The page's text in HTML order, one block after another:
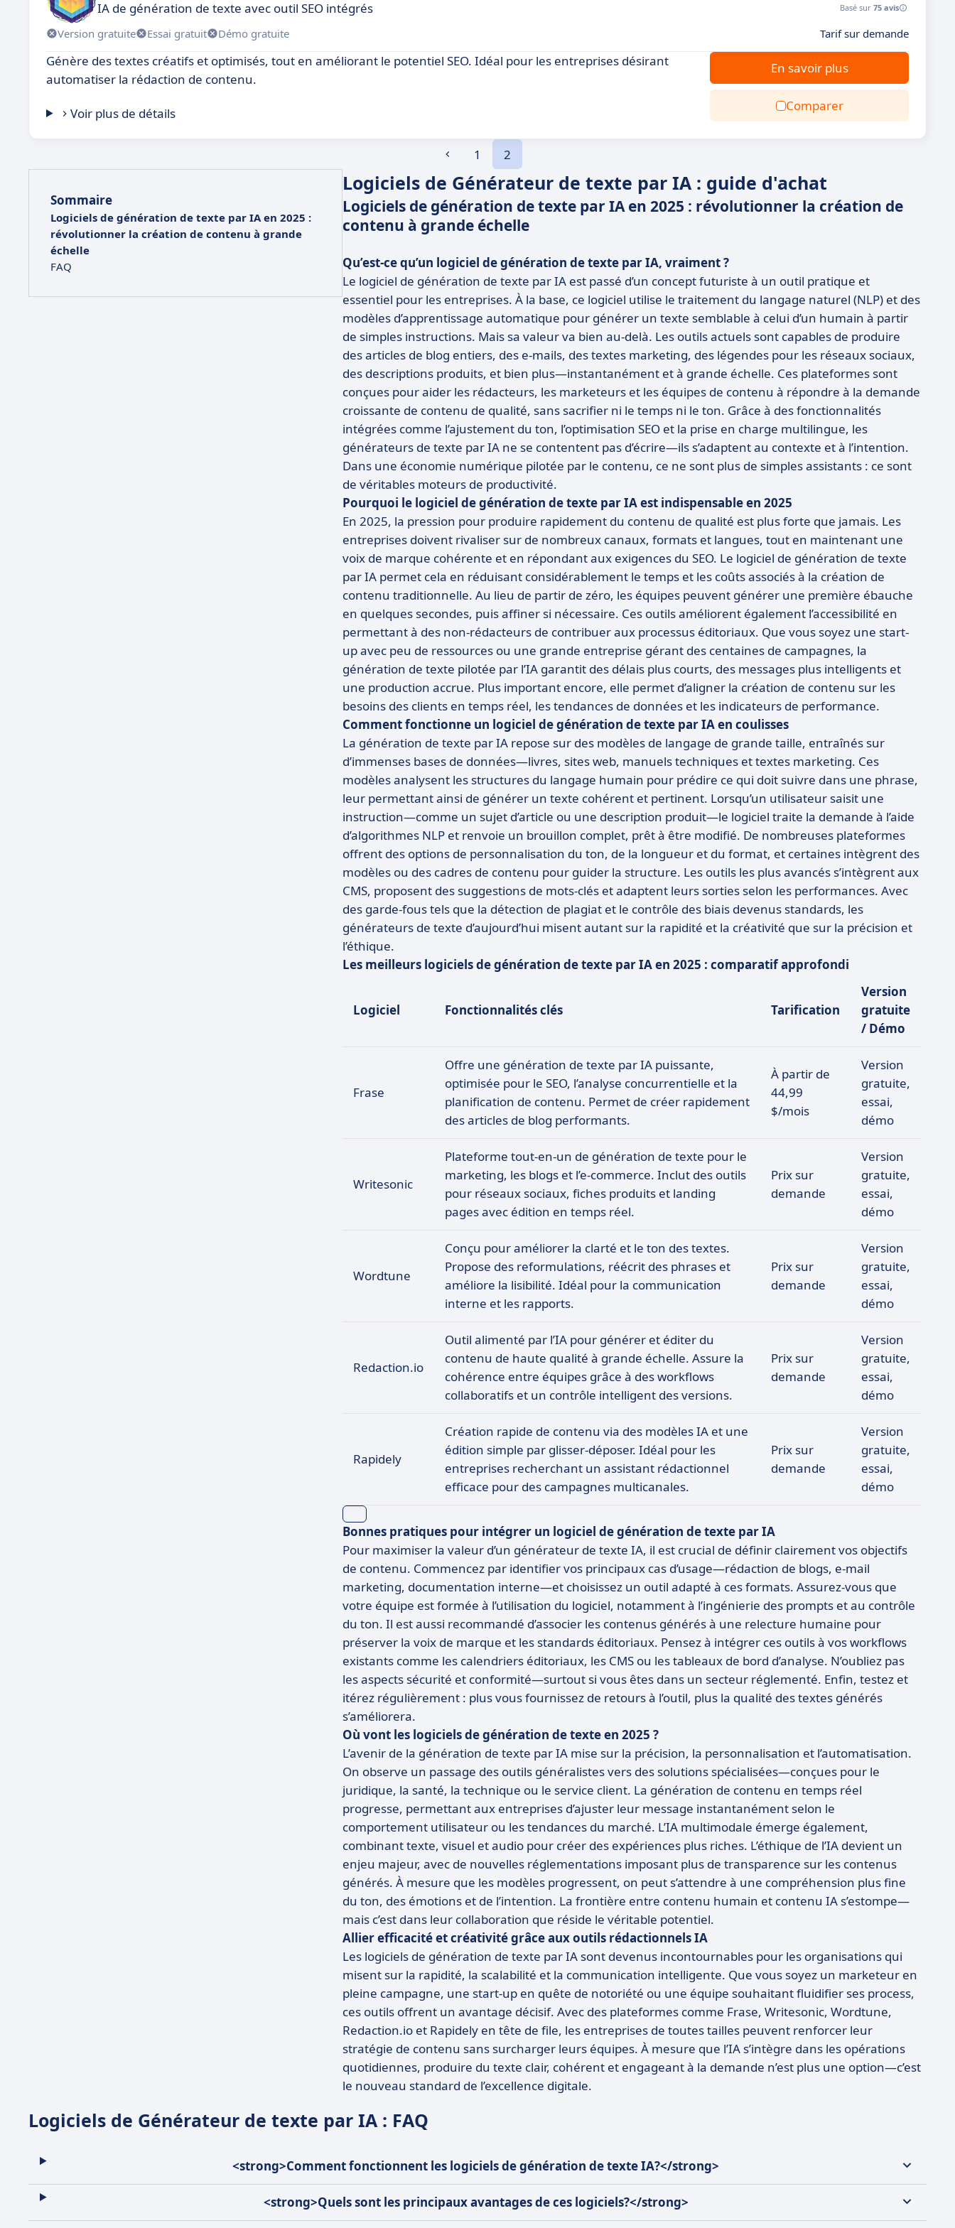
IA de génération de texte avec outil SEO intégrés Basé sur 75 avis
Version gratuite Essai gratuit Démo gratuite Tarif sur demande
Génère des textes créatifs et optimisés, tout en améliorant le potentiel SEO. Idéal pour les entreprises désirant
automatiser la rédaction de contenu.
Voir plus de détails
En savoir plus
Comparer
1 2
Sommaire
Logiciels de génération de texte par IA en 2025 :
révolutionner la création de contenu à grande
échelle
FAQ
Logiciels de Générateur de texte par IA : guide d'achat
Logiciels de génération de texte par IA en 2025 : révolutionner la création de
contenu à grande échelle
Qu’est-ce qu’un logiciel de génération de texte par IA, vraiment ?
Le logiciel de génération de texte par IA est passé d’un concept futuriste à un outil pratique et
essentiel pour les entreprises. À la base, ce logiciel utilise le traitement du langage naturel (NLP) et des
modèles d’apprentissage automatique pour générer un texte semblable à celui d’un humain à partir
de simples instructions. Mais sa valeur va bien au-delà. Les outils actuels sont capables de produire
des articles de blog entiers, des e-mails, des textes marketing, des légendes pour les réseaux sociaux,
des descriptions produits, et bien plus—instantanément et à grande échelle. Ces plateformes sont
conçues pour aider les rédacteurs, les marketeurs et les équipes de contenu à répondre à la demande
croissante de contenu de qualité, sans sacrifier ni le temps ni le ton. Grâce à des fonctionnalités
intégrées comme l’ajustement du ton, l’optimisation SEO et la prise en charge multilingue, les
générateurs de texte par IA ne se contentent pas d’écrire—ils s’adaptent au contexte et à l’intention.
Dans une économie numérique pilotée par le contenu, ce ne sont plus de simples assistants : ce sont
de véritables moteurs de productivité.
Pourquoi le logiciel de génération de texte par IA est indispensable en 2025
En 2025, la pression pour produire rapidement du contenu de qualité est plus forte que jamais. Les
entreprises doivent rivaliser sur de nombreux canaux, formats et langues, tout en maintenant une
voix de marque cohérente et en répondant aux exigences du SEO. Le logiciel de génération de texte
par IA permet cela en réduisant considérablement le temps et les coûts associés à la création de
contenu traditionnelle. Au lieu de partir de zéro, les équipes peuvent générer une première ébauche
en quelques secondes, puis affiner si nécessaire. Ces outils améliorent également l’accessibilité en
permettant à des non-rédacteurs de contribuer aux processus éditoriaux. Que vous soyez une start-
up avec peu de ressources ou une grande entreprise gérant des centaines de campagnes, la
génération de texte pilotée par l’IA garantit des délais plus courts, des messages plus intelligents et
une production accrue. Plus important encore, elle permet d’aligner la création de contenu sur les
besoins des clients en temps réel, les tendances de données et les indicateurs de performance.
Comment fonctionne un logiciel de génération de texte par IA en coulisses
La génération de texte par IA repose sur des modèles de langage de grande taille, entraînés sur
d’immenses bases de données—livres, sites web, manuels techniques et textes marketing. Ces
modèles analysent les structures du langage humain pour prédire ce qui doit suivre dans une phrase,
leur permettant ainsi de générer un texte cohérent et pertinent. Lorsqu’un utilisateur saisit une
instruction—comme un sujet d’article ou une description produit—le logiciel traite la demande à l’aide
d’algorithmes NLP et renvoie un brouillon complet, prêt à être modifié. De nombreuses plateformes
offrent des options de personnalisation du ton, de la longueur et du format, et certaines intègrent des
modèles ou des cadres de contenu pour guider la structure. Les outils les plus avancés s’intègrent aux
CMS, proposent des suggestions de mots-clés et adaptent leurs sorties selon les performances. Avec
des garde-fous tels que la détection de plagiat et le contrôle des biais devenus standards, les
générateurs de texte d’aujourd’hui misent autant sur la rapidité et la créativité que sur la précision et
l’éthique.
Les meilleurs logiciels de génération de texte par IA en 2025 : comparatif approfondi
Logiciel Fonctionnalités clés Tarification
Version
gratuite
/ Démo
Frase
Offre une génération de texte par IA puissante,
optimisée pour le SEO, l’analyse concurrentielle et la
planification de contenu. Permet de créer rapidement
des articles de blog performants.
À partir de
44,99
$/mois
Version
gratuite,
essai,
démo
Writesonic
Plateforme tout-en-un de génération de texte pour le
marketing, les blogs et l’e-commerce. Inclut des outils
pour réseaux sociaux, fiches produits et landing
pages avec édition en temps réel.
Prix sur
demande
Version
gratuite,
essai,
démo
Wordtune
Conçu pour améliorer la clarté et le ton des textes.
Propose des reformulations, réécrit des phrases et
améliore la lisibilité. Idéal pour la communication
interne et les rapports.
Prix sur
demande
Version
gratuite,
essai,
démo
Redaction.io
Outil alimenté par l’IA pour générer et éditer du
contenu de haute qualité à grande échelle. Assure la
cohérence entre équipes grâce à des workflows
collaboratifs et un contrôle intelligent des versions.
Prix sur
demande
Version
gratuite,
essai,
démo
Rapidely
Création rapide de contenu via des modèles IA et une
édition simple par glisser-déposer. Idéal pour les
entreprises recherchant un assistant rédactionnel
efficace pour des campagnes multicanales.
Prix sur
demande
Version
gratuite,
essai,
démo
Bonnes pratiques pour intégrer un logiciel de génération de texte par IA
Pour maximiser la valeur d’un générateur de texte IA, il est crucial de définir clairement vos objectifs
de contenu. Commencez par identifier vos principaux cas d’usage—rédaction de blogs, e-mail
marketing, documentation interne—et choisissez un outil adapté à ces formats. Assurez-vous que
votre équipe est formée à l’utilisation du logiciel, notamment à l’ingénierie des prompts et au contrôle
du ton. Il est aussi recommandé d’associer les contenus générés à une relecture humaine pour
préserver la voix de marque et les standards éditoriaux. Pensez à intégrer ces outils à vos workflows
existants comme les calendriers éditoriaux, les CMS ou les tableaux de bord d’analyse. N’oubliez pas
les aspects sécurité et conformité—surtout si vous êtes dans un secteur réglementé. Enfin, testez et
itérez régulièrement : plus vous fournissez de retours à l’outil, plus la qualité des textes générés
s’améliorera.
Où vont les logiciels de génération de texte en 2025 ?
L’avenir de la génération de texte par IA mise sur la précision, la personnalisation et l’automatisation.
On observe un passage des outils généralistes vers des solutions spécialisées—conçues pour le
juridique, la santé, la technique ou le service client. La génération de contenu en temps réel
progresse, permettant aux entreprises d’ajuster leur message instantanément selon le
comportement utilisateur ou les tendances du marché. L’IA multimodale émerge également,
combinant texte, visuel et audio pour créer des expériences plus riches. L’éthique de l’IA devient un
enjeu majeur, avec de nouvelles réglementations imposant plus de transparence sur les contenus
générés. À mesure que les modèles progressent, on peut s’attendre à une compréhension plus fine
du ton, des émotions et de l’intention. La frontière entre contenu humain et contenu IA s’estompe—
mais c’est dans leur collaboration que réside le véritable potentiel.
Allier efficacité et créativité grâce aux outils rédactionnels IA
Les logiciels de génération de texte par IA sont devenus incontournables pour les organisations qui
misent sur la rapidité, la scalabilité et la communication intelligente. Que vous soyez un marketeur en
pleine campagne, une start-up en quête de notoriété ou une équipe souhaitant fluidifier ses process,
ces outils offrent un avantage décisif. Avec des plateformes comme Frase, Writesonic, Wordtune,
Redaction.io et Rapidely en tête de file, les entreprises de toutes tailles peuvent renforcer leur
stratégie de contenu sans surcharger leurs équipes. À mesure que l’IA s’intègre dans les opérations
quotidiennes, produire du texte clair, cohérent et engageant à la demande n’est plus une option—c’est
le nouveau standard de l’excellence digitale.
Logiciels de Générateur de texte par IA : FAQ
<strong>Comment fonctionnent les logiciels de génération de texte IA?</strong>
<strong>Quels sont les principaux avantages de ces logiciels?</strong>